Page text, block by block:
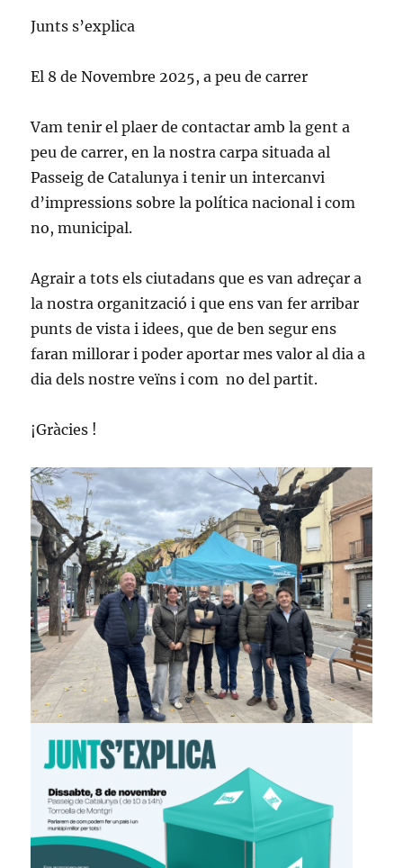
Junts s’explica
El 8 de Novembre 2025, a peu de carrer
Vam tenir el plaer de contactar amb la gent a
peu de carrer, en la nostra carpa situada al
Passeig de Catalunya i tenir un intercanvi
d’impressions sobre la política nacional i com
no, municipal.
Agrair a tots els ciutadans que es van adreçar a
la nostra organització i que ens van fer arribar
punts de vista i idees, que de ben segur ens
faran millorar i poder aportar mes valor al dia a
dia dels nostre veïns i com no del partit.
¡Gràcies !